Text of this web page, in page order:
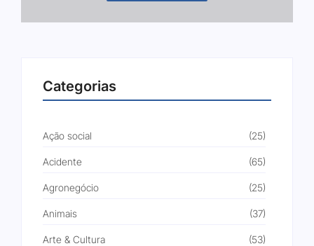
Categorias
Ação social (25)
Acidente (65)
Agronegócio (25)
Animais (37)
Arte & Cultura (53)